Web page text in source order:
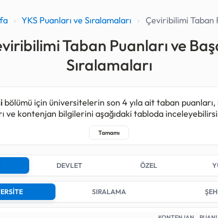
› YKS Puanları ve Sıralamaları › Çeviribilimi Taban
Taban Puanları ve
Sıralamaları
bölümü için üniversitelerin son 4 yıla ait taban puanları,
ve kontenjan bilgilerini aşağıdaki tabloda
programı kapsamında 2025 yılında toplam
kişilik kontenjan açılmıştır.
bu bölüm için kontenjan açan;
1farklı Özel üniversite bulunmaktadır.
arasında 2025 yılındaki en düşük sıralama
derecesi)1.220ile BOĞAZİÇİ ÜNİVERSİTESİ
En yüksek sıralama sayısı (en son yerleşen aday)
DEVLET ÖZEL
SIRALAMA